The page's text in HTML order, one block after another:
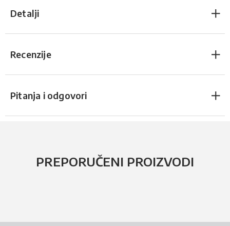
Detalji
Recenzije
Pitanja i odgovori
PREPORUČENI PROIZVODI